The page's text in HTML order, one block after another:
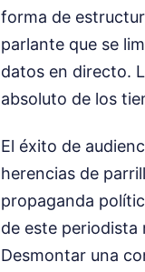
forma de
parlante que se
datos en directo.
absoluto de los
El éxito de
herencias de
propaganda
de este periodista
Desmontar una